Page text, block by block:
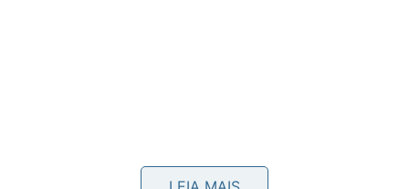
Por que a propriedade higroscópica